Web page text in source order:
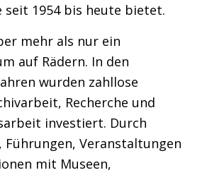
seit 1954 bis heute bietet.
mehr als nur ein
auf Rädern. In den
wurden zahllose
Recherche und
investiert. Durch
Führungen, Veranstaltungen
mit Museen,